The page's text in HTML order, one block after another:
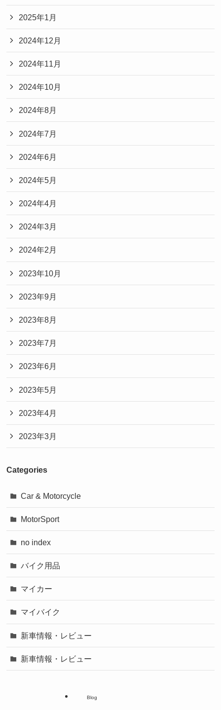
2025年1月
2024年12月
2024年11月
2024年10月
2024年8月
2024年7月
2024年6月
2024年5月
2024年4月
2024年3月
2024年2月
2023年10月
2023年9月
2023年8月
2023年7月
2023年6月
2023年5月
2023年4月
2023年3月
Categories
Car & Motorcycle
MotorSport
no index
バイク用品
マイカー
マイバイク
新車情報・レビュー
新車情報・レビュー
Blog